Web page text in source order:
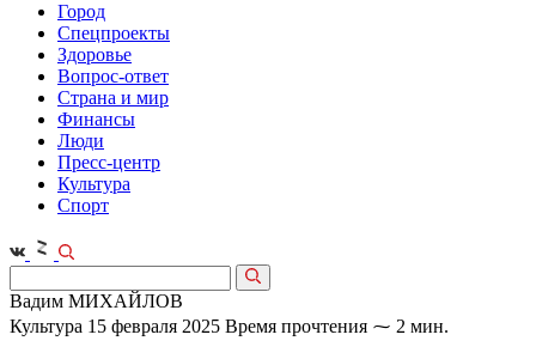
Город
Спецпроекты
Здоровье
Вопрос-ответ
Страна и мир
Финансы
Люди
Пресс-центр
Культура
Спорт
Вадим МИХАЙЛОВ
Культура 15 февраля 2025 Время прочтения ⁓ 2 мин.